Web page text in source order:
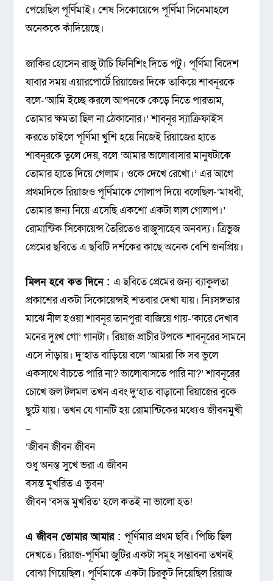
পেয়েছিল পূর্ণিমাই। শেষ সিকোয়েন্সে পূর্ণিমা সিনেমাহলে
অনেককে কাঁদিয়েছে।
জাকির হোসেন রাজু টাচি ফিনিশিং দিতে পটু। পূর্ণিমা বিদেশ
যাবার সময় এয়ারপোর্টে রিয়াজের দিকে তাকিয়ে শাবনূরকে
বলে-‘আমি ইচ্ছে করলে আপনকে কেড়ে নিতে পারতাম,
তোমার ক্ষমতা ছিল না ঠেকানোর।’ শাবনূর স্যাক্রিফাইস
করতে চাইলে পূর্ণিমা খুশি হয়ে নিজেই রিয়াজের হাতে
শাবনূরকে তুলে দেয়, বলে ‘আমার ভালোবাসার মানুষটাকে
তোমার হাতে দিয়ে গেলাম। ওকে দেখে রেখো।’ এর আগে
প্রথমদিকে রিয়াজও পূর্ণিমাকে গোলাপ দিয়ে বলেছিল-‘মাধবী,
তোমার জন্য নিয়ে এসেছি একশো একটা লাল গোলাপ।’
রোমান্টিক সিকোয়েন্স তৈরিতেও রাজুসাহেব অনবদ্য। ত্রিভুজ
প্রেমের ছবিতে এ ছবিটি দর্শকের কাছে অনেক বেশি জনপ্রিয়।
মিলন হবে কত দিনে :এ ছবিতে প্রেমের জন্য ব্যাকুলতা
প্রকাশের একটা সিকোয়েন্সই শতবার দেখা যায়। নিঃসঙ্গতার
মাঝে নীল হওয়া শাবনূর তানপুরা বাজিয়ে গায়-‘কারে দেখাব
মনের দুঃখ গো’ গানটা। রিয়াজ প্রাচীর টপকে শাবনূরের সামনে
এসে দাঁড়ায়। দু’হাত বাড়িয়ে বলে ‘আমরা কি সব ভুলে
একসাথে বাঁচতে পারি না? ভালোবাসতে পারি না?’ শাবনূরের
চোখে জল টলমল তখন এবং দু’হাত বাড়ানো রিয়াজের বুকে
ছুটে যায়। তখন যে গানটি হয় রোমান্টিকের মধ্যেও জীবনমুখী
–
‘জীবন জীবন জীবন
শুধু অনন্ত সুখে ভরা এ জীবন
বসন্ত মুখরিত এ ভুবন’
জীবন ‘বসন্ত মুখরিত’ হলে কতই না ভালো হত!
এ জীবন তোমার আমার :পূর্ণিমার প্রথম ছবি। পিচ্চি ছিল
দেখতে। রিয়াজ-পূর্ণিমা জুটির একটা সমূহ সম্ভাবনা তখনই
বোঝা গিয়েছিল। পূর্ণিমাকে একটা চিরকুট দিয়েছিল রিয়াজ